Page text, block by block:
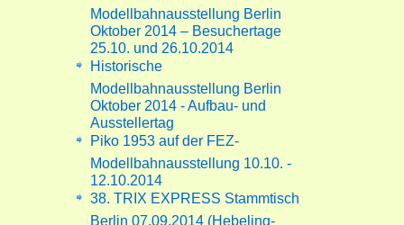
Modellbahnausstellung Berlin
Oktober 2014 – Besuchertage
25.10. und 26.10.2014
Historische
Modellbahnausstellung Berlin
Oktober 2014 - Aufbau- und
Ausstellertag
Piko 1953 auf der FEZ-
Modellbahnausstellung 10.10. -
12.10.2014
38. TRIX EXPRESS Stammtisch
Berlin 07.09.2014 (Hebeling-